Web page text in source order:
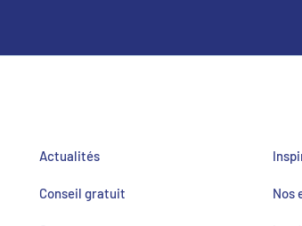
Actualités
Conseil gratuit Nos